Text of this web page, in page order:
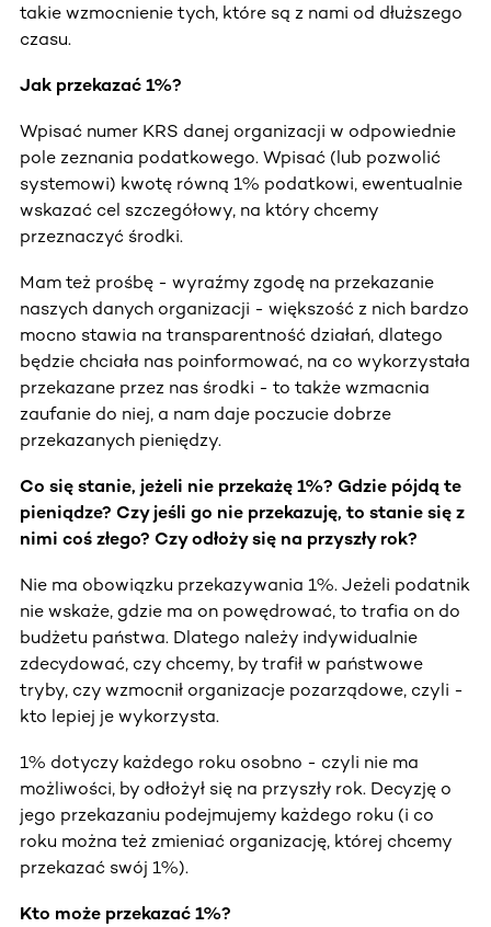
takie wzmocnienie tych, które są z nami od dłuższego
czasu.
Jak przekazać 1%?
Wpisać numer KRS danej organizacji w odpowiednie
pole zeznania podatkowego. Wpisać (lub pozwolić
systemowi) kwotę równą 1% podatkowi, ewentualnie
wskazać cel szczegółowy, na który chcemy
przeznaczyć środki.
Mam też prośbę - wyraźmy zgodę na przekazanie
naszych danych organizacji - większość z nich bardzo
mocno stawia na transparentność działań, dlatego
będzie chciała nas poinformować, na co wykorzystała
przekazane przez nas środki - to także wzmacnia
zaufanie do niej, a nam daje poczucie dobrze
przekazanych pieniędzy.
Co się stanie, jeżeli nie przekażę 1%? Gdzie pójdą te
pieniądze? Czy jeśli go nie przekazuję, to stanie się z
nimi coś złego? Czy odłoży się na przyszły rok?
Nie ma obowiązku przekazywania 1%. Jeżeli podatnik
nie wskaże, gdzie ma on powędrować, to trafia on do
budżetu państwa. Dlatego należy indywidualnie
zdecydować, czy chcemy, by trafił w państwowe
tryby, czy wzmocnił organizacje pozarządowe, czyli -
kto lepiej je wykorzysta.
1% dotyczy każdego roku osobno - czyli nie ma
możliwości, by odłożył się na przyszły rok. Decyzję o
jego przekazaniu podejmujemy każdego roku (i co
roku można też zmieniać organizację, której chcemy
przekazać swój 1%).
Kto może przekazać 1%?